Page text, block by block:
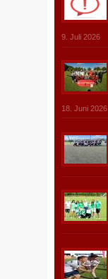
9. Juli 2026
18. Juni 2026